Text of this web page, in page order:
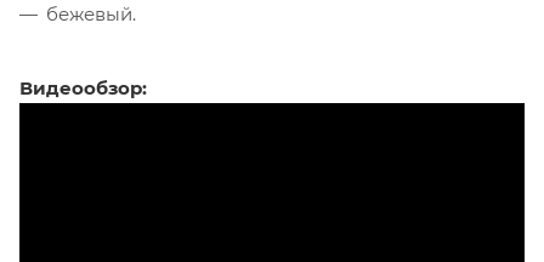
бежевый.
Видеообзор: